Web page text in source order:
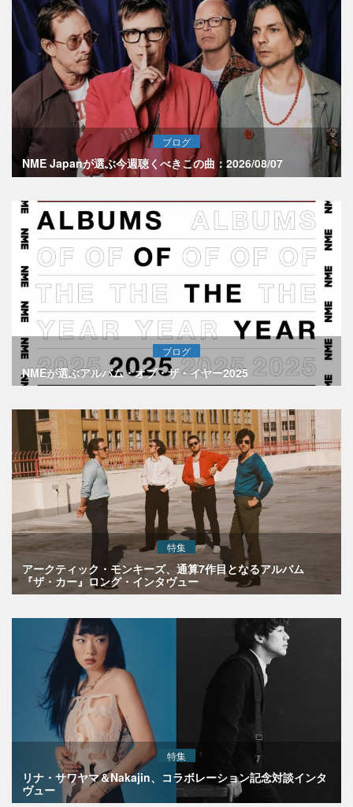
ブログ
NME Japanが選ぶ今週聴くべきこの曲：2026/08/07
ブログ
NMEが選ぶアルバム・オブ・ザ・イヤー2025
特集
アークティック・モンキーズ、通算7作目となるアルバム
『ザ・カー』ロング・インタヴュー
特集
リナ・サワヤマ＆Nakajin、コラボレーション記念対談インタ
ヴュー